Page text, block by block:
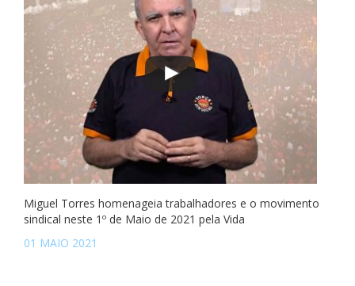
Miguel Torres homenageia trabalhadores e o movimento
sindical neste 1º de Maio de 2021 pela Vida
01 MAIO 2021